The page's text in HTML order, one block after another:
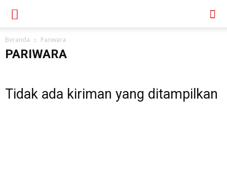
Beranda Pariwara
PARIWARA
Tidak ada kiriman yang ditampilkan